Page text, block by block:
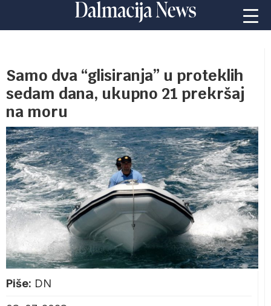
Samo dva “glisiranja” u proteklih
sedam dana, ukupno 21 prekršaj
na moru
Piše: DN